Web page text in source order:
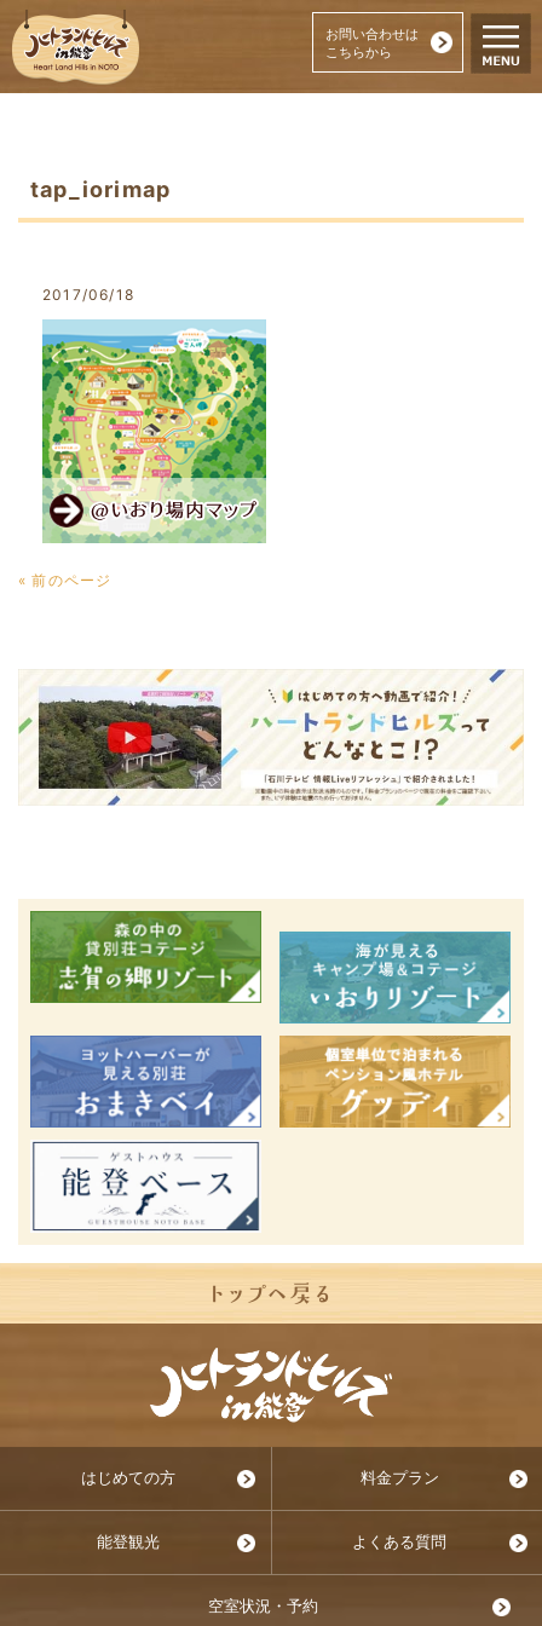
お問い合わせは
こちらから
tap_iorimap
2017/06/18
« 前のページ
はじめての方 料金プラン
能登観光 よくある質問
空室状況・予約